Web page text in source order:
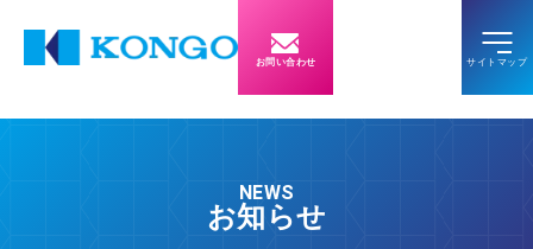
お問い合わせ
NEWS
お知らせ